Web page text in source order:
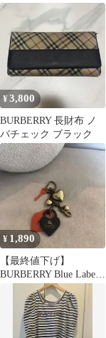
ホルターネック キャミ
¥3,800
BURBERRY 長財布 ノ
バチェック ブラック
¥ 1,890
【最終値下げ】
BURBERRY Blue Label
ハート型キーホルダー